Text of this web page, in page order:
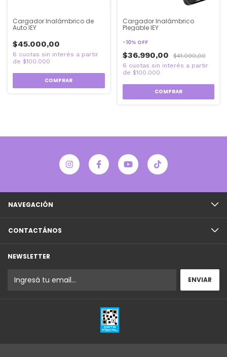
Cargador Inalámbrico de
Auto IEY
$45.000,00
COMPRAR
Cargador Inalámbrico
Plegable IEY
-10% OFF
$36.990,00 $41.090,00
NAVEGACIÓN
CONTACTÁNOS
NEWSLETTER